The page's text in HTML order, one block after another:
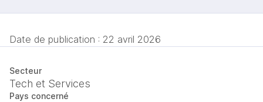
Date de publication : 22 avril 2026
Secteur
Tech et Services
Pays concerné